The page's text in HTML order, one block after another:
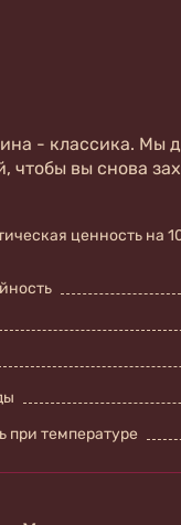
- классика. Мы
чтобы вы снова
ценность на
при температуре